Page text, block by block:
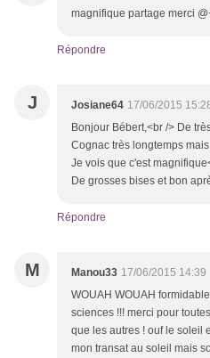
magnifique partage merci
Répondre
J Josiane64 17/06/2015
Bonjour Bébert,<br /> De
Cognac très longtemps
Je vois que c'est
De grosses bises et bon
Répondre
M Manou33 17/06/2015 14:39
WOUAH WOUAH
sciences !!! merci pour
que les autres ! ouf le soleil
mon transat au soleil mais